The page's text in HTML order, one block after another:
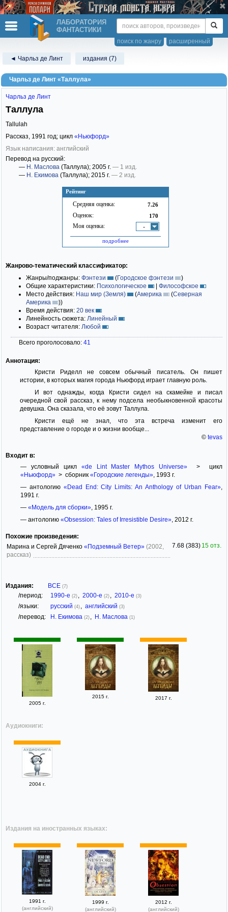
ЛАБОРАТОРИЯ
ФАНТАСТИКИ
расширенный
поиск по жанру
◄ Чарльз де Линт издания (7)
Чарльз де Линт «Таллула»
Рейтинг
Средняя оценка: 7.26
Оценок: 170
Моя оценка: -
подробнее
Чарльз де Линт
Таллула
Tallulah
Рассказ, 1991 год; цикл «Ньюфорд»
Язык написания: английский
Перевод на русский:
— Н. Маслова (Таллула); 2005 г. — 1 изд.
— Н. Екимова (Таллула); 2015 г. — 2 изд.
Жанрово-тематический классификатор:
Жанры/поджанры: Фэнтези (Городское фэнтези
)
Общие характеристики: Психологическое | Философское
Место действия: Наш мир (Земля) (Америка (Северная
Америка
))
Время действия: 20 век
Линейность сюжета: Линейный
Возраст читателя: Любой
Всего проголосовало: 41
Аннотация:
Кристи Риделл не совсем обычный писатель. Он пишет
истории, в которых магия города Ньюфорд играет главную роль.
И вот однажды, когда Кристи сидел на скамейке и писал
очередной свой рассказ, к нему подсела необыкновенной красоты
девушка. Она сказала, что её зовут Таллула.
Кристи ещё не знал, что эта встреча изменит его
представление о городе и о жизни вообще...
© tevas
Входит в:
— условный цикл «de Lint Master Mythos Universe» > цикл
«Ньюфорд»> сборник «Городские легенды», 1993 г.
— антологию «Dead End: City Limits: An Anthology of Urban Fear»
1991 г.
— «Модель для сборки», 1995 г.
— антологию «Obsession: Tales of Irresistible Desire», 2012 г.
Похожие произведения:
Марина и Сергей Дяченко «Подземный Ветер» (2002,
рассказ)
7.68 (383) 15 отз.
Издания: ВСЕ (7)
/период: 1990-е (2) , 2000-е (2) , 2010-е (3)
/языки: русский (4) , английский (3)
/перевод: Н. Екимова (2) , Н. Маслова (1)
2005 г.
2015 г. 2017 г.
Аудиокниги:
2004 г.
Издания на иностранных языках:
1991 г.
(английский)
1999 г.
(английский)
2012 г.
(английский)